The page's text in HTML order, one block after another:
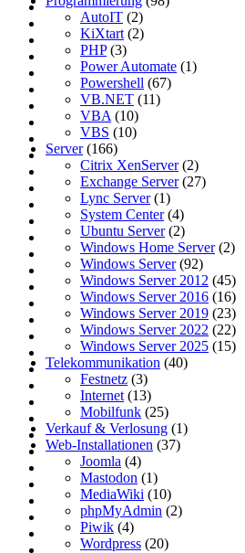
AutoIT (2)
KiXtart (2)
PHP(3)
Power Automate (1)
Powershell (67)
VB.NET (11)
VBA (10)
VBS (10)
Server(166)
Citrix XenServer(2)
Exchange Server(27)
Lync Server(1)
System Center(4)
Ubuntu Server(2)
Windows Home Server(2)
Windows Server(92)
Windows Server 2012 (45)
Windows Server 2016 (16)
Windows Server 2019 (23)
Windows Server 2022 (22)
Windows Server 2025 (15)
Telekommunikation (40)
Festnetz (3)
Internet (13)
Mobilfunk (25)
Verkauf & Verlosung (1)
Web-Installationen (37)
Joomla (4)
Mastodon (1)
MediaWiki (10)
phpMyAdmin (2)
Piwik (4)
Wordpress (20)